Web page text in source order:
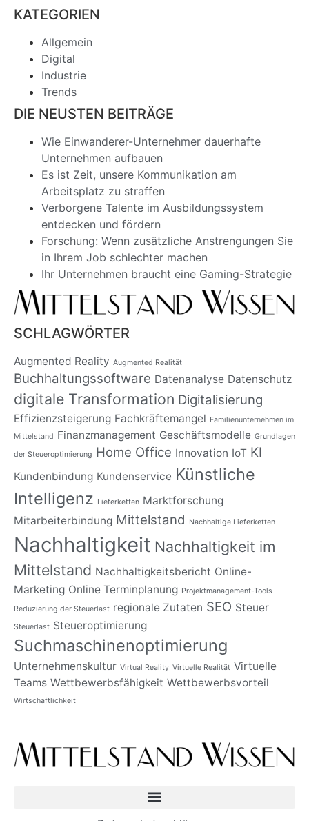
KATEGORIEN
Allgemein
Digital
Industrie
Trends
DIE NEUSTEN BEITRÄGE
Wie Einwanderer-Unternehmer dauerhafte
Unternehmen aufbauen
Es ist Zeit, unsere Kommunikation am
Arbeitsplatz zu straffen
Verborgene Talente im Ausbildungssystem
entdecken und fördern
Forschung: Wenn zusätzliche Anstrengungen Sie
in Ihrem Job schlechter machen
Ihr Unternehmen braucht eine Gaming-Strategie
SCHLAGWÖRTER
Augmented Reality Augmented Realität
Buchhaltungssoftware Datenanalyse Datenschutz
digitale Transformation Digitalisierung
Effizienzsteigerung Fachkräftemangel Familienunternehmen im
Mittelstand Finanzmanagement Geschäftsmodelle Grundlagen
der Steueroptimierung Home Office Innovation IoT KI
Kundenbindung Kundenservice Künstliche
Intelligenz Lieferketten Marktforschung
Mitarbeiterbindung Mittelstand Nachhaltige Lieferketten
Nachhaltigkeit Nachhaltigkeit im
Mittelstand Nachhaltigkeitsbericht Online-
Marketing Online Terminplanung Projektmanagement-Tools
Reduzierung der Steuerlast regionale Zutaten SEO Steuer
Steuerlast Steueroptimierung
Suchmaschinenoptimierung
Unternehmenskultur Virtual Reality Virtuelle Realität Virtuelle
Teams Wettbewerbsfähigkeit Wettbewerbsvorteil
Wirtschaftlichkeit